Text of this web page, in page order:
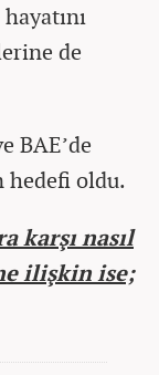
de
BAE’de
hedefi oldu.
karşı nasıl
ilişkin ise;